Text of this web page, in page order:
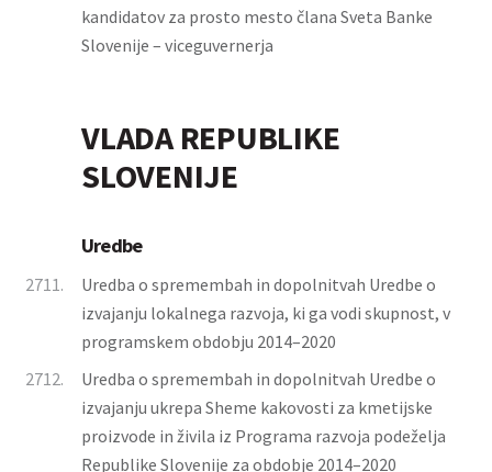
kandidatov za prosto mesto člana Sveta Banke
Slovenije – viceguvernerja
VLADA REPUBLIKE
SLOVENIJE
Uredbe
2711.
Uredba o spremembah in dopolnitvah Uredbe o
izvajanju lokalnega razvoja, ki ga vodi skupnost, v
programskem obdobju 2014–2020
2712.
Uredba o spremembah in dopolnitvah Uredbe o
izvajanju ukrepa Sheme kakovosti za kmetijske
proizvode in živila iz Programa razvoja podeželja
Republike Slovenije za obdobje 2014–2020